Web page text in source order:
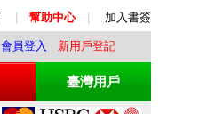
幫助中心 加入書簽
會員登入 新用戶登記
臺灣用戶